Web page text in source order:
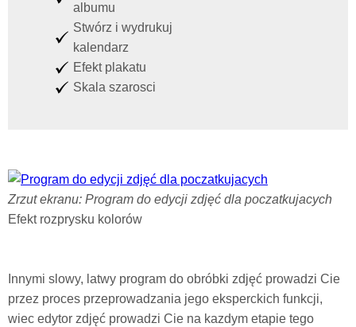
albumu
Stwórz i wydrukuj
kalendarz
Efekt plakatu
Skala szarosci
Zrzut ekranu: Program do edycji zdjęć dla poczatkujacych
Efekt rozprysku kolorów
Innymi slowy, latwy program do obróbki zdjęć prowadzi Cie
przez proces przeprowadzania jego eksperckich funkcji,
wiec edytor zdjęć prowadzi Cie na kazdym etapie tego